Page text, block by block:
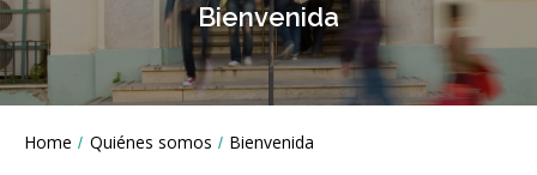
Bienvenida
Líneas
You
Home Quiénes somos Bienvenida